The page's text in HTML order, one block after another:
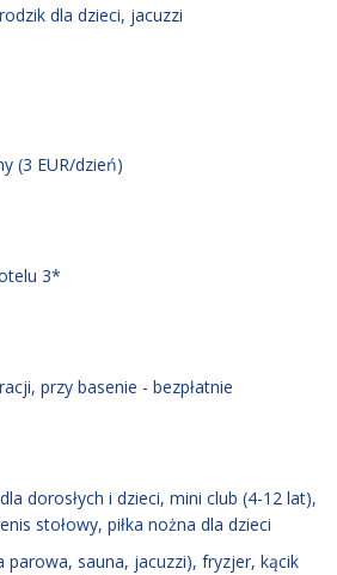
dla dzieci, jacuzzi
(3 EUR/dzień)
3*
przy basenie - bezpłatnie
dorosłych i dzieci, mini club (4-12 lat),
stołowy, piłka nożna dla dzieci
parowa, sauna, jacuzzi), fryzjer, kącik